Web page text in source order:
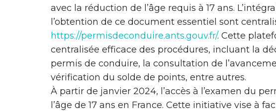
avec la réduction de l’âge requis à 17 ans.
l’obtention de ce document essentiel sont
https://permisdeconduire.ants.gouv.fr/. Cette
centralisée efficace des procédures, incluant la
permis de conduire, la consultation de
vérification du solde de points, entre autres.
À partir de janvier 2024, l’accès à l’examen du
l’âge de 17 ans en France. Cette initiative vise à